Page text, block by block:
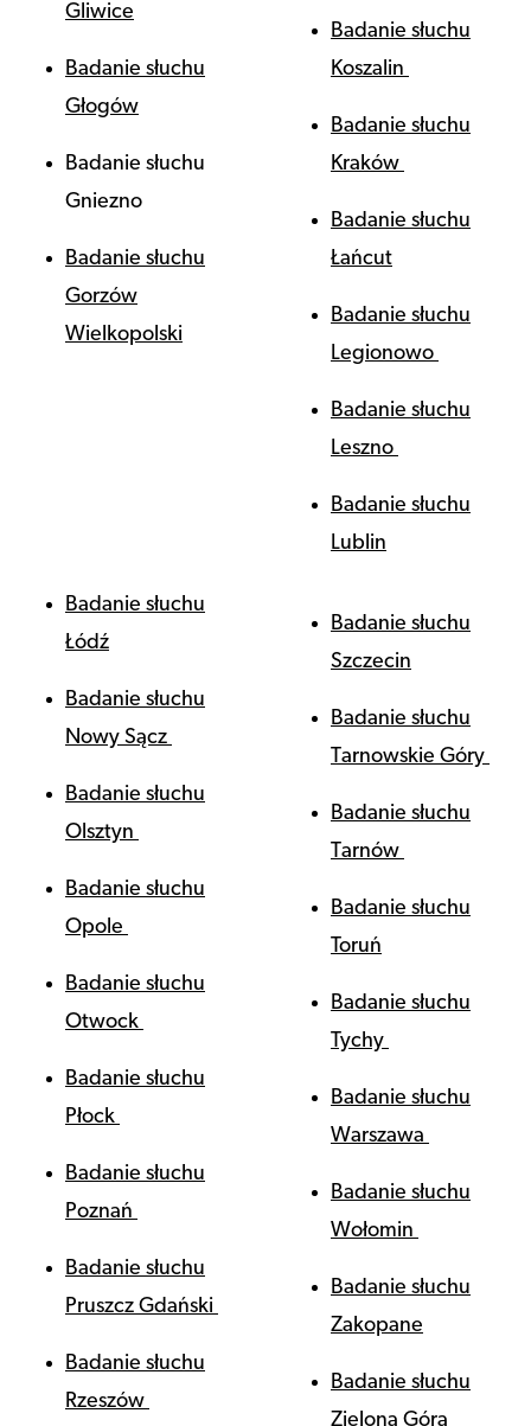
Gliwice
Badanie słuchu
Głogów
Badanie słuchu
Gniezno
Badanie słuchu
Gorzów
Wielkopolski
Badanie słuchu
Koszalin
Badanie słuchu
Kraków
Badanie słuchu
Łańcut
Badanie słuchu
Legionowo
Badanie słuchu
Leszno
Badanie słuchu
Lublin
Badanie słuchu
Łódź
Badanie słuchu
Nowy Sącz
Badanie słuchu
Olsztyn
Badanie słuchu
Opole
Badanie słuchu
Otwock
Badanie słuchu
Płock
Badanie słuchu
Poznań
Badanie słuchu
Pruszcz Gdański
Badanie słuchu
Rzeszów
Badanie słuchu
Szczecin
Badanie słuchu
Tarnowskie Góry
Badanie słuchu
Tarnów
Badanie słuchu
Toruń
Badanie słuchu
Tychy
Badanie słuchu
Warszawa
Badanie słuchu
Wołomin
Badanie słuchu
Zakopane
Badanie słuchu
Zielona Góra